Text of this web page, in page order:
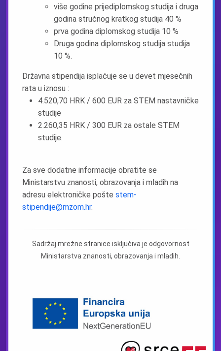
više godine prijediplomskog studija i druga
godina stručnog kratkog studija 40 %
prva godina diplomskog studija 10 %
Druga godina diplomskog studija studija
10 %.
Državna stipendija isplaćuje se u devet mjesečnih
rata u iznosu :
4.520,70 HRK / 600 EUR za STEM nastavničke
studije
2.260,35 HRK / 300 EUR za ostale STEM
studije.
Za sve dodatne informacije obratite se
Ministarstvu znanosti, obrazovanja i mladih na
adresu elektroničke pošte stem-
stipendije@mzom.hr.
Sadržaj mrežne stranice isključiva je odgovornost
Ministarstva znanosti, obrazovanja i mladih.